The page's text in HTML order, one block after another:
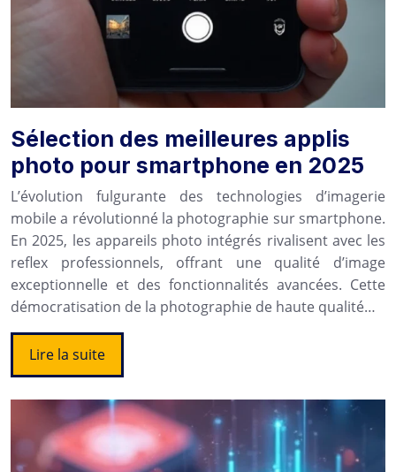
Sélection des meilleures applis
photo pour smartphone en 2025
L’évolution fulgurante des technologies d’imagerie
mobile a révolutionné la photographie sur smartphone.
En 2025, les appareils photo intégrés rivalisent avec les
reflex professionnels, offrant une qualité d’image
exceptionnelle et des fonctionnalités avancées. Cette
démocratisation de la photographie de haute qualité…
Lire la suite